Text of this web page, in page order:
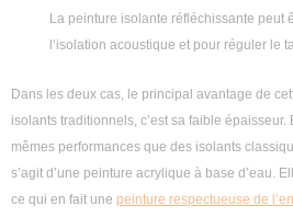
La peinture isolante réfléchissante peut
l’isolation acoustique et pour réguler le
Dans les deux cas, le principal avantage de
isolants traditionnels, c’est sa faible épaisseur.
mêmes performances que des isolants
s’agit d’une peinture acrylique à base d’eau.
ce qui en fait une peinture respectueuse de